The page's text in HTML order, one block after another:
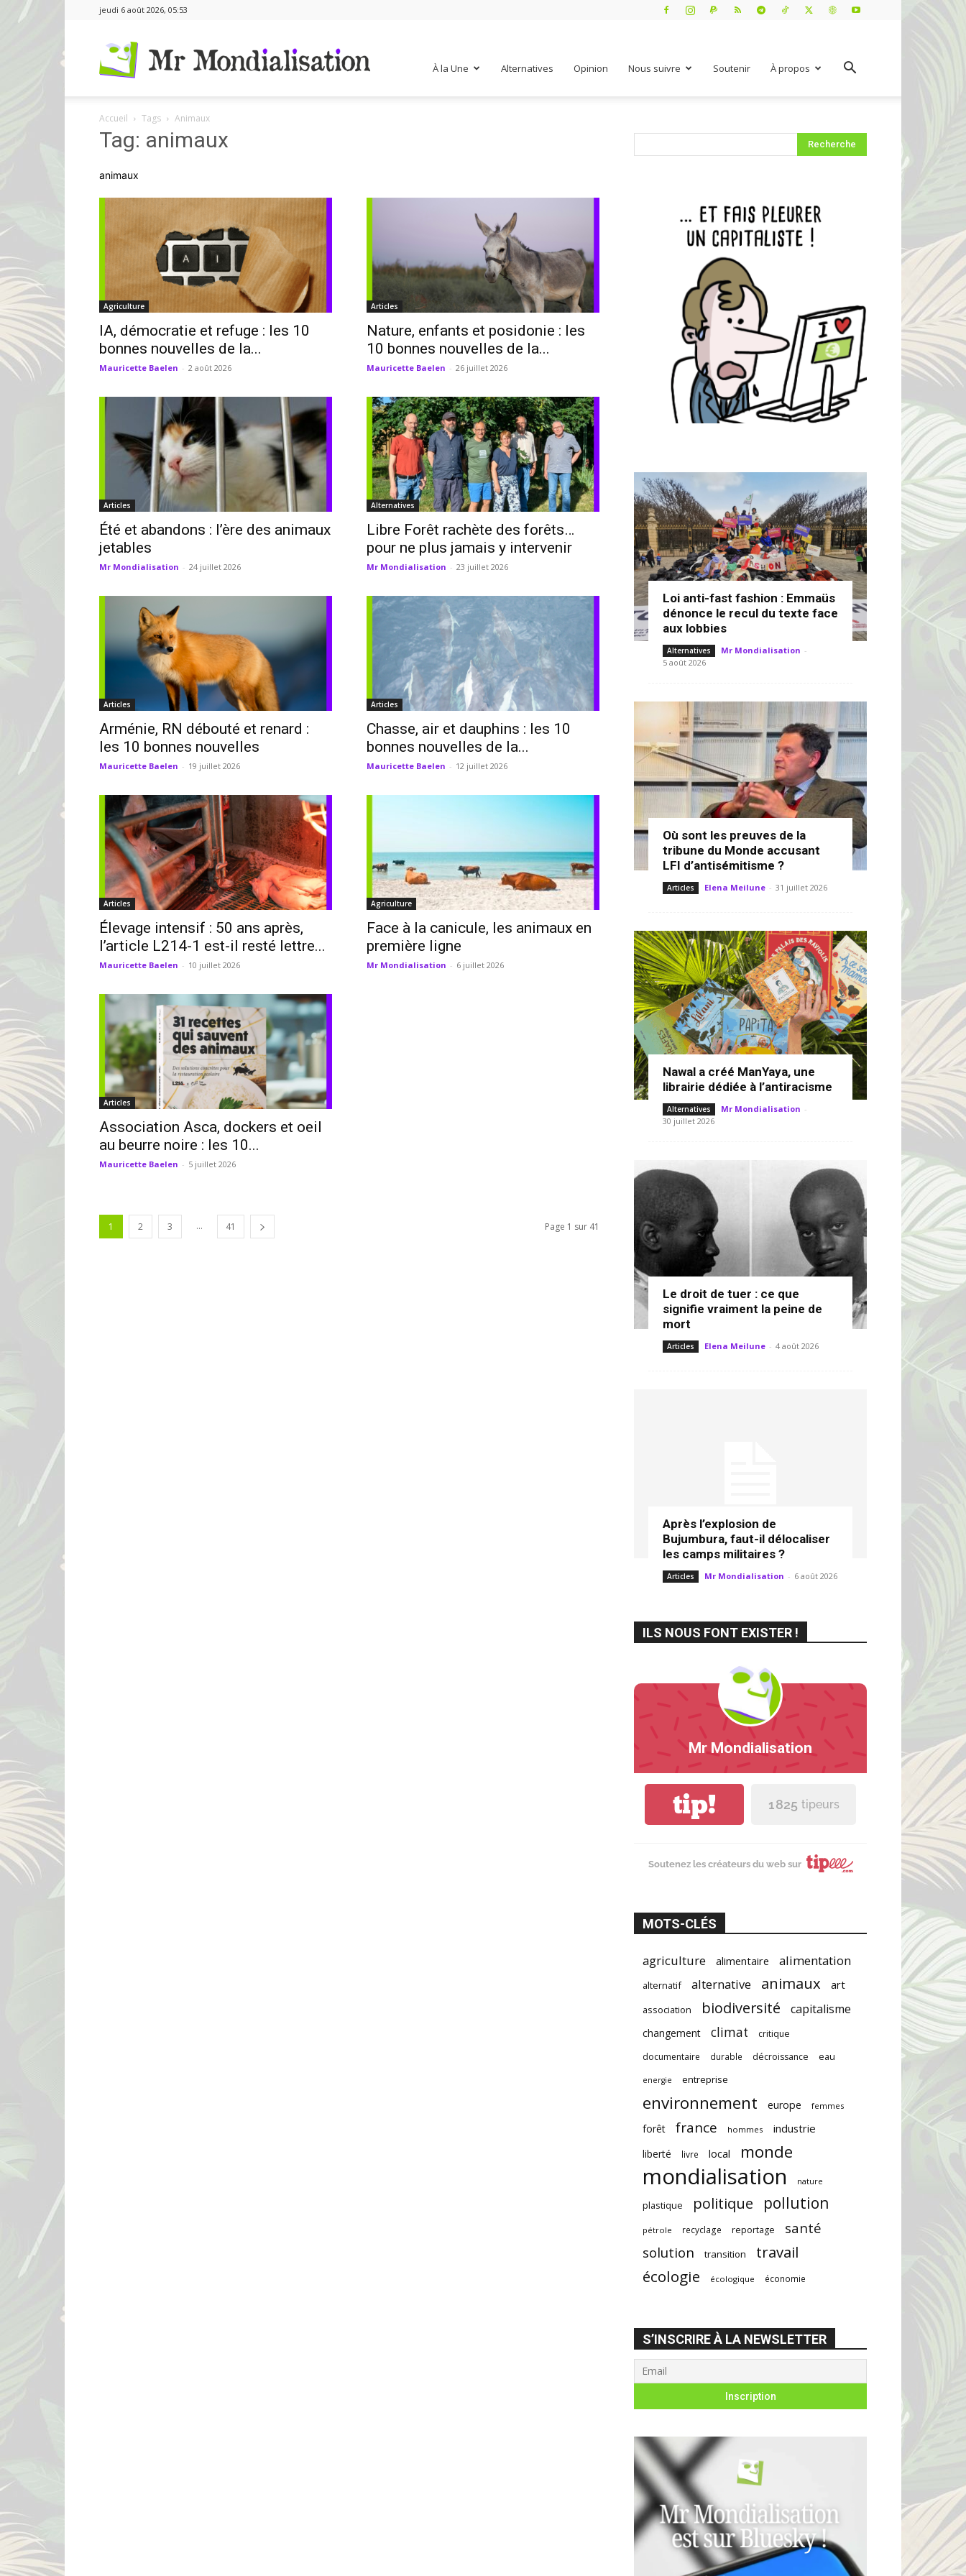
jeudi 6 août 2026, 05:53
À la Une Alternatives Opinion Nous suivre Soutenir À propos
Accueil Tags Animaux
Tag: animaux
animaux
Agriculture
IA, démocratie et refuge : les 10
bonnes nouvelles de la...
Mauricette Baelen - 2 août 2026
Articles
Nature, enfants et posidonie : les
10 bonnes nouvelles de la...
Mauricette Baelen - 26 juillet 2026
Articles
Été et abandons : l’ère des animaux
jetables
Mr Mondialisation - 24 juillet 2026
Alternatives
Libre Forêt rachète des forêts…
pour ne plus jamais y intervenir
Mr Mondialisation - 23 juillet 2026
Articles
Arménie, RN débouté et renard :
les 10 bonnes nouvelles
Mauricette Baelen - 19 juillet 2026
Articles
Chasse, air et dauphins : les 10
bonnes nouvelles de la...
Mauricette Baelen - 12 juillet 2026
Articles
Élevage intensif : 50 ans après,
l’article L214-1 est-il resté lettre...
Mauricette Baelen - 10 juillet 2026
Agriculture
Face à la canicule, les animaux en
première ligne
Mr Mondialisation - 6 juillet 2026
Articles
Association Asca, dockers et oeil
au beurre noire : les 10...
Mauricette Baelen - 5 juillet 2026
1 2 3 ... 41 Page 1 sur 41
Loi anti-fast fashion : Emmaüs
dénonce le recul du texte face
aux lobbies
Alternatives Mr Mondialisation -
5 août 2026
Où sont les preuves de la
tribune du Monde accusant
LFI d’antisémitisme ?
Articles Elena Meilune - 31 juillet 2026
Nawal a créé ManYaya, une
librairie dédiée à l’antiracisme
Alternatives Mr Mondialisation -
30 juillet 2026
Le droit de tuer : ce que
signifie vraiment la peine de
mort
Articles Elena Meilune - 4 août 2026
Après l’explosion de
Bujumbura, faut-il délocaliser
les camps militaires ?
Articles Mr Mondialisation - 6 août 2026
ILS NOUS FONT EXISTER !
Mr Mondialisation
tip! 1 825 tipeurs
Soutenez les créateurs du web sur
MOTS-CLÉS
agriculture alimentaire alimentation
alternatif alternative animaux art
association biodiversité capitalisme
changement climat
critique
documentaire
durable décroissance eau
energie entreprise
environnement europe femmes
forêt france hommes industrie
liberté livre local monde
mondialisation nature
plastique politique pollution
pétrole recyclage reportage
santé
solution
transition
travail
écologie
écologique économie
S’INSCRIRE À LA NEWSLETTER